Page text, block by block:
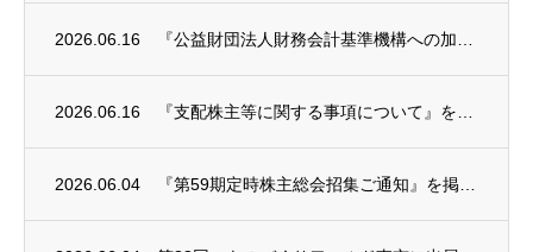
2026.06.16
2026.06.16
2026.06.04